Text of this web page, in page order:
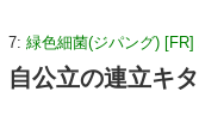
7: 緑色細菌(ジパング) [FR]
自公立の連立キ